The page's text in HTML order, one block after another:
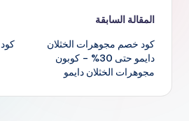
تصفّح
المقالات
المقالة السابقة
كود خصم مجوهرات الخثلان
دايمو حتى 30% – كوبون
مجوهرات الخثلان دايمو